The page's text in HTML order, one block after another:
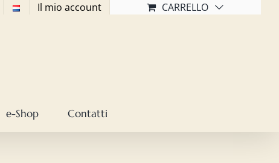
Il mio account CARRELLO
e-Shop Contatti